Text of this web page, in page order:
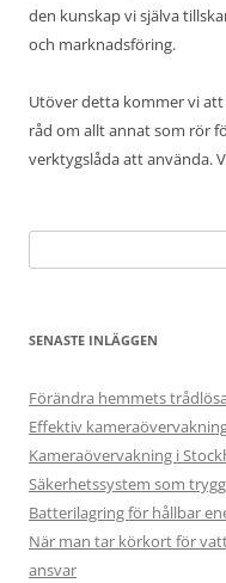
den kunskap vi själva
och marknadsföring.
Utöver detta kommer vi
råd om allt annat som rör
verktygslåda att använda.
efter:
SENASTE INLÄGGEN
Förändra hemmets
Effektiv
Kameraövervakning i
Säkerhetssystem som
Batterilagring för hållbar
När man tar körkort för
ansvar